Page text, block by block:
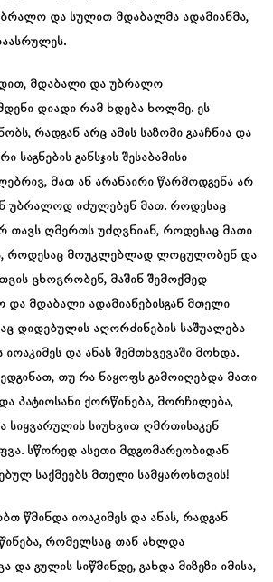
და სულით მდაბალმა ადამიანმა,
მდაბალი და უბრალო
დიადი რამ ხდება ხოლმე. ეს
რადგან არც ამის საზომი გააჩნია და
საგნების განსჯის შესაბამისი
მათ ან არანაირი წარმოდგენა არ
უბრალოდ იძულებენ მათ. როდესაც
თავს ღმერთს უძღვნიან, როდესაც მათი
როდესაც მოუკლებლად ლოცულობენ და
ცხოვრობენ, მაშინ შემოქმედ
მდაბალი ადამიანებისგან მთელი
დიდებულის აღორძინების საშუალება
და ანას შემთხვევაში მოხდა.
თუ რა ნაყოფს გამოიღებდა მათი
პატიოსანი ქორწინება, მორჩილება,
სიყვარულის სიუხვით ღმრთისაკენ
სწორედ ასეთი მდგომარეობიდან
საქმეებს მთელი სამყაროსთვის!
წმინდა იოაკიმეს და ანას, რადგან
რომელსაც თან ახლდა
გულის სიწმინდე, გახდა მიზეზი იმისა,